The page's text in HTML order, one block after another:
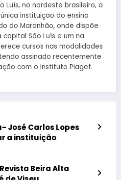
Luís, no nordeste brasileiro, a
instituição do ensino
do Maranhão, onde dispõe
São Luís e um na
cursos nas modalidades
assinado recentemente
com o Instituto Piaget.
José Carlos Lopes
a instituição
Beira Alta